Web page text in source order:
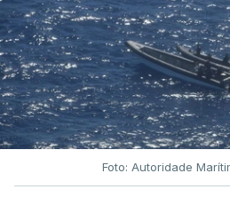
Foto: Autoridade